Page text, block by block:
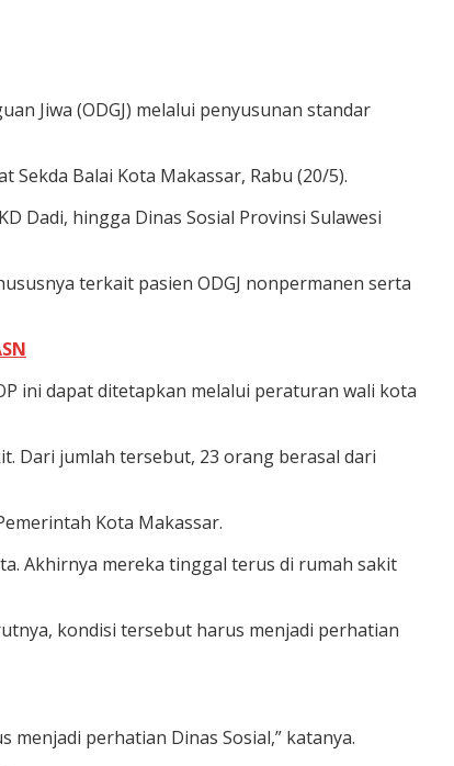
Jiwa (ODGJ) melalui penyusunan standar
Balai Kota Makassar, Rabu (20/5).
Dadi, hingga Dinas Sosial Provinsi Sulawesi
terkait pasien ODGJ nonpermanen serta
ini dapat ditetapkan melalui peraturan wali kota
Dari jumlah tersebut, 23 orang berasal dari
Kota Makassar.
Akhirnya mereka tinggal terus di rumah sakit
kondisi tersebut harus menjadi perhatian
menjadi perhatian Dinas Sosial,” katanya.